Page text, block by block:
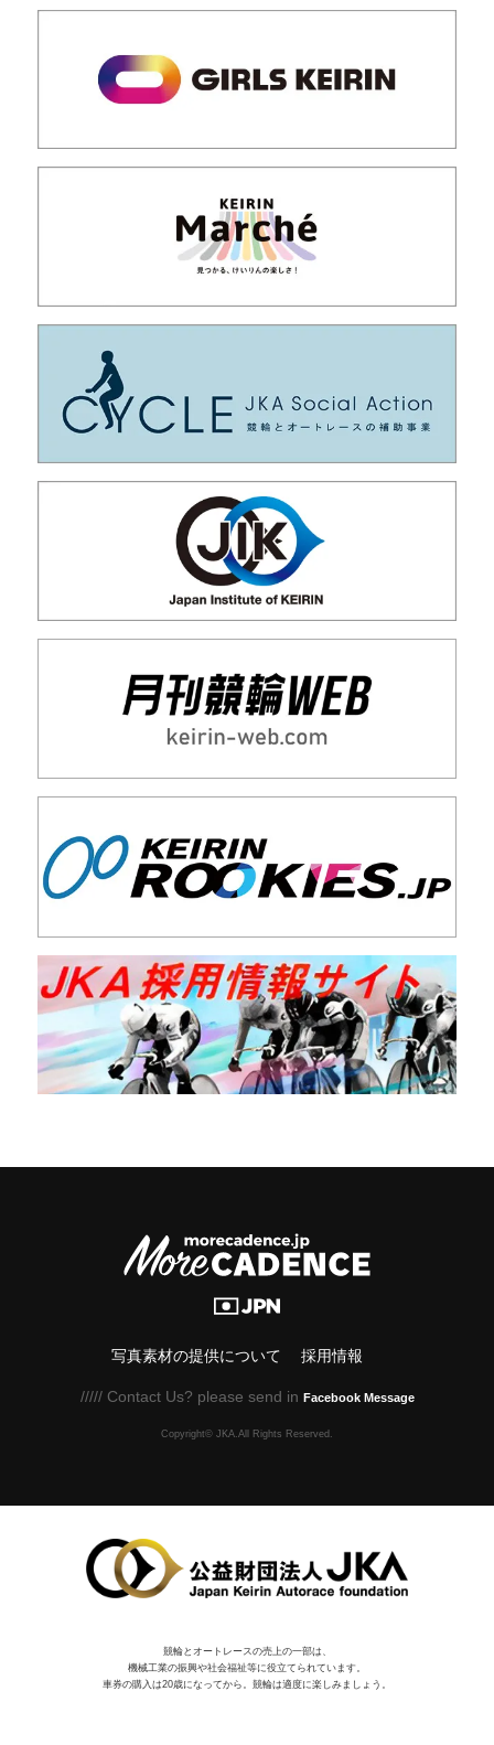
写真素材の提供について 採用情報
///// Contact Us? please send in Facebook Message
Copyright© JKA.All Rights Reserved.
競輪とオートレースの売上の一部は、
機械⼯業の振興や社会福祉等に役⽴てられています。
車券の購入は20歳になってから。競輪は適度に楽しみましょう。